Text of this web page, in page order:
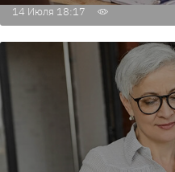
14 Июля 18:17